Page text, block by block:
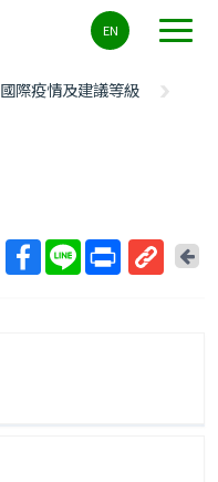
EN
國際疫情及建議等級
回